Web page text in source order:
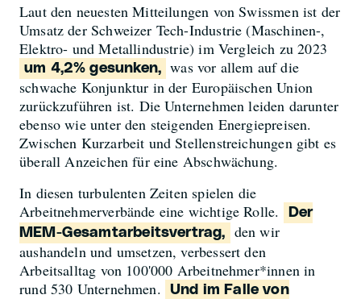
Laut den neuesten Mitteilungen von Swissmen ist der
Umsatz der Schweizer Tech-Industrie (Maschinen-,
Elektro- und Metallindustrie) im Vergleich zu 2023
um 4,2% gesunken,
was vor allem auf die
schwache Konjunktur in der Europäischen Union
zurückzuführen ist. Die Unternehmen leiden darunter
ebenso wie unter den steigenden Energiepreisen.
Zwischen Kurzarbeit und Stellenstreichungen gibt es
überall Anzeichen für eine Abschwächung.
In diesen turbulenten Zeiten spielen die
Arbeitnehmerverbände eine wichtige Rolle.
Der
MEM-Gesamtarbeitsvertrag,
den wir
aushandeln und umsetzen, verbessert den
Arbeitsalltag von 100'000 Arbeitnehmer*innen in
rund 530 Unternehmen.
Und im Falle von